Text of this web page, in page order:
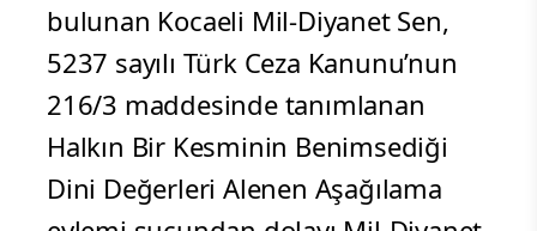
bulunan Kocaeli Mil-Diyanet Sen,
5237 sayılı Türk Ceza Kanunu’nun
216/3 maddesinde tanımlanan
Halkın Bir Kesminin Benimsediği
Dini Değerleri Alenen Aşağılama